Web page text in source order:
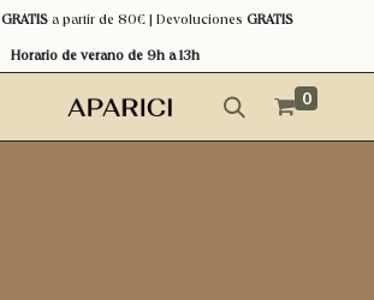
GRATISa partir de 80€ | Devoluciones GRATIS
Horario de verano de 9h a 13h
0